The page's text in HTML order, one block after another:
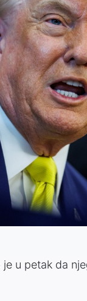
u petak da